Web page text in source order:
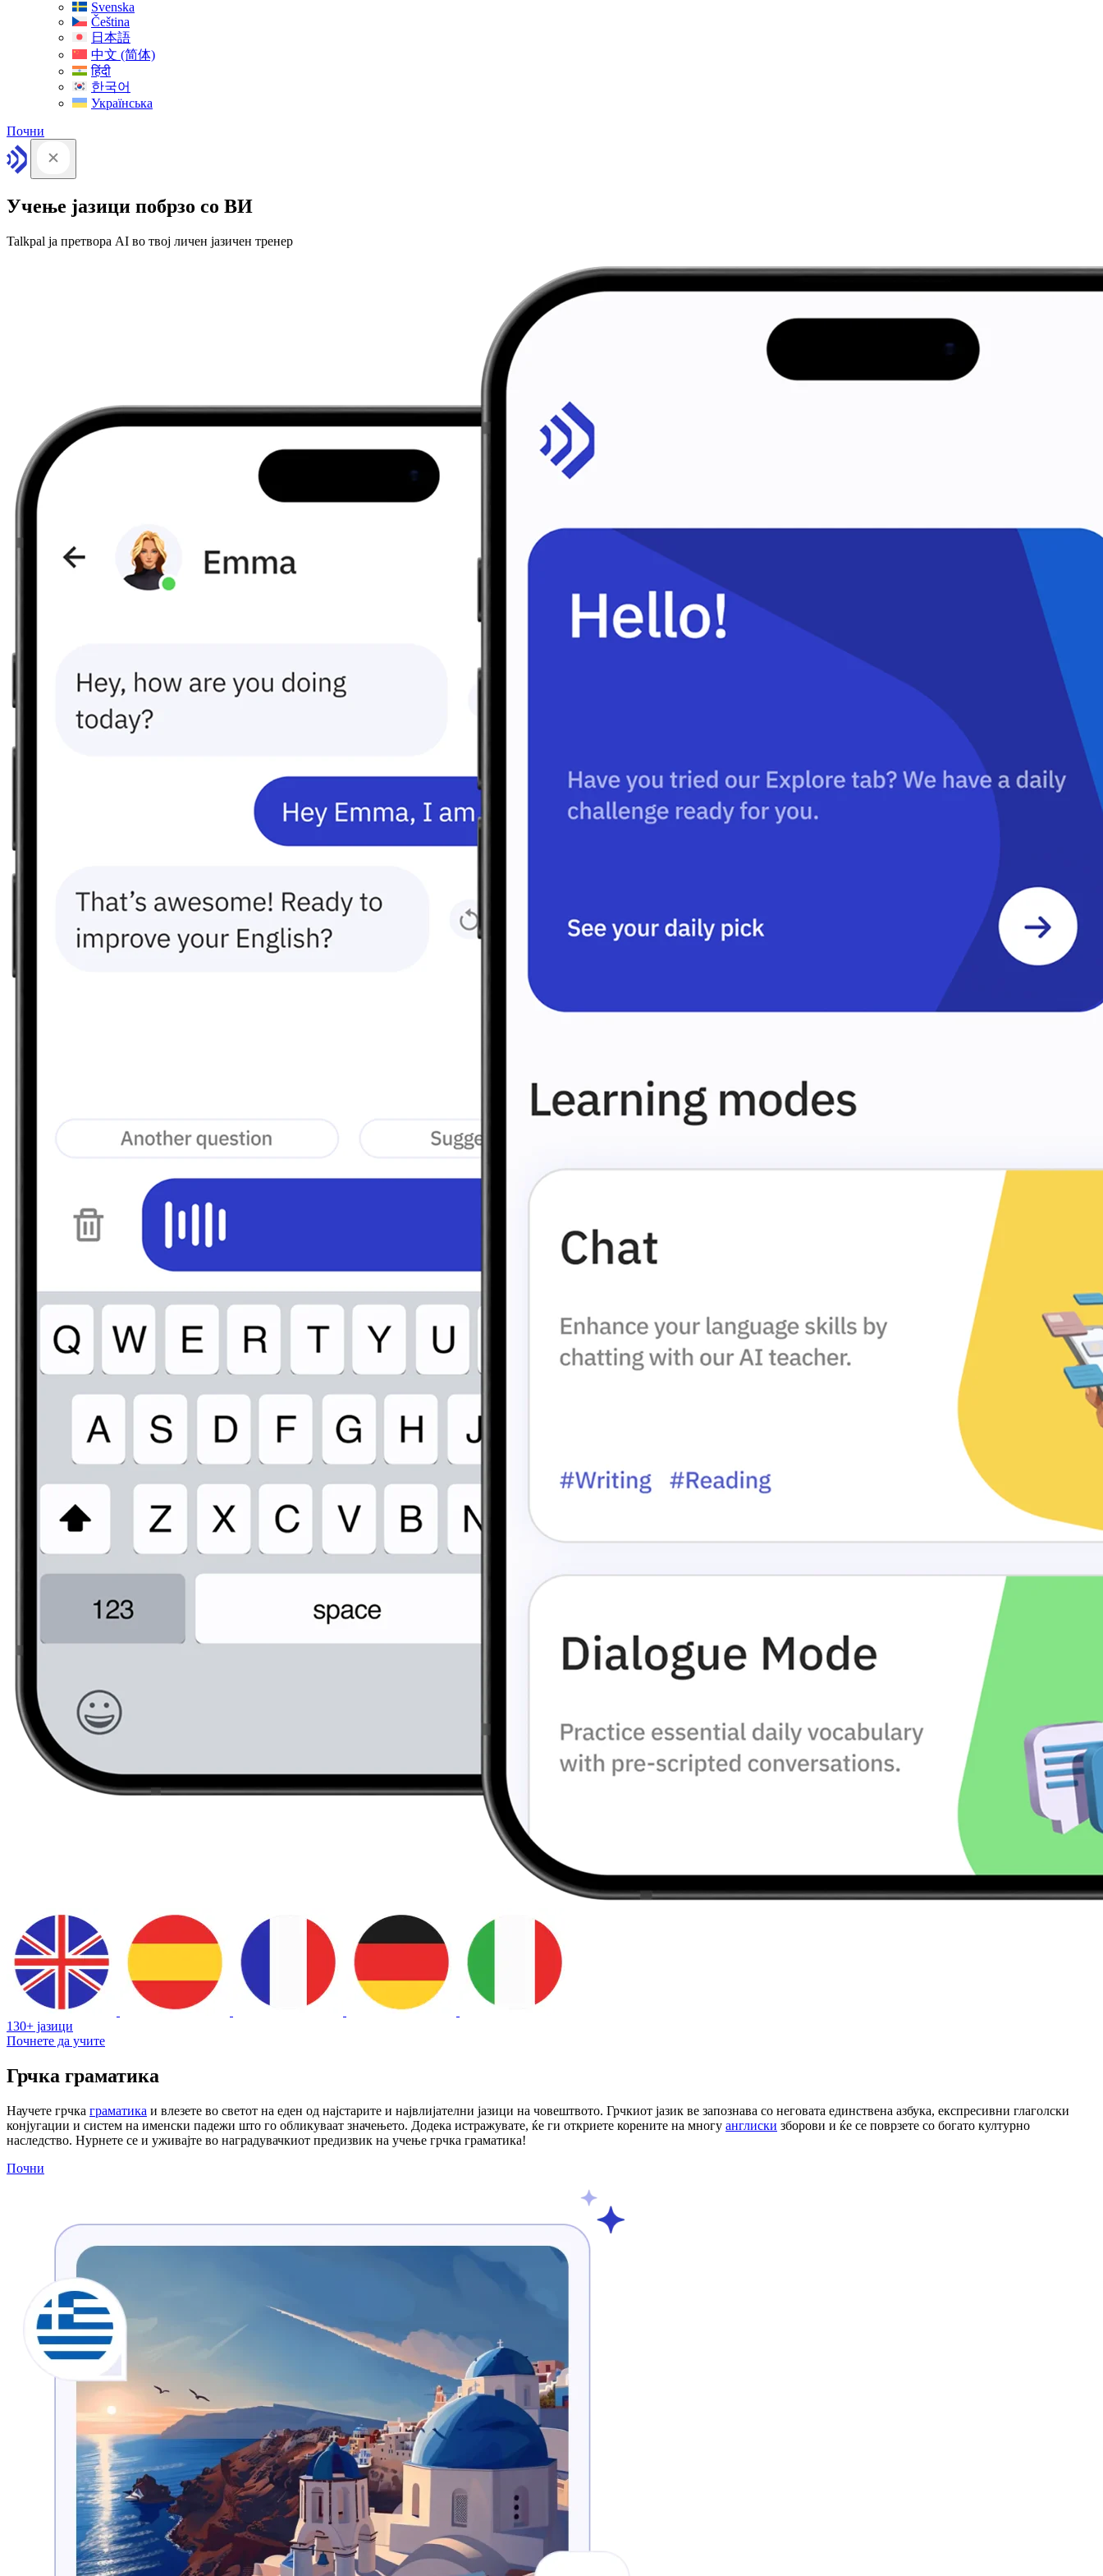
Svenska
Čeština
日本語
中文 (简体)
हिंदी
한국어
Українська
Почни
Учење јазици побрзо со ВИ
Talkpal ја претвора AI во твој личен јазичен тренер
130+ јазици
Почнете да учите
Грчка граматика
Научете грчка граматика и влезете во светот на еден од најстарите и највлијателни јазици на човештвото. Грчкиот јазик ве запознава со неговата единствена азбука, експресивни глаголски
конјугации и систем на именски падежи што го обликуваат значењето. Додека истражувате, ќе ги откриете корените на многу англиски зборови и ќе се поврзете со богато културно
наследство. Нурнете се и уживајте во наградувачкиот предизвик на учење грчка граматика!
Почни